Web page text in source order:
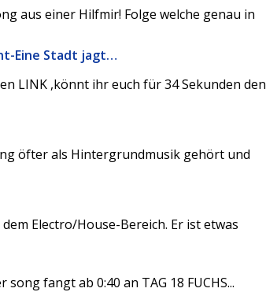
aus einer Hilfmir! Folge welche genau in
Eine Stadt jagt…
LINK ,könnt ihr euch für 34 Sekunden den
öfter als Hintergrundmusik gehört und
Electro/House-Bereich. Er ist etwas
fangt ab 0:40 an TAG 18 FUCHS...